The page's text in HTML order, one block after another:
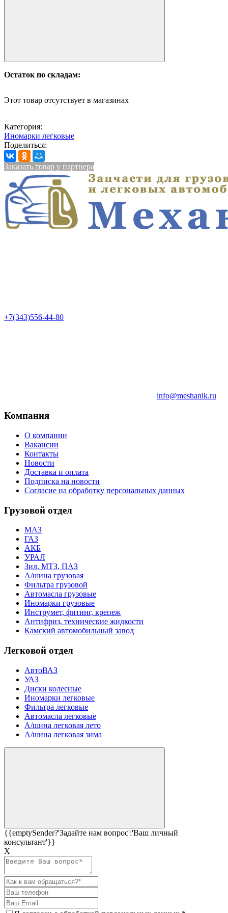
Остаток по складам:
Этот товар отсутствует в магазинах
Категория:
Иномарки легковые
Поделиться:
Заказать товар у партнера
+7(343)556-44-80
info@meshanik.ru
Компания
О компании
Вакансии
Контакты
Новости
Доставка и оплата
Подписка на новости
Согласие на обработку персональных данных
Грузовой отдел
МАЗ
ГАЗ
АКБ
УРАЛ
Зил, МТЗ, ПАЗ
А/шина грузовая
Фильтра грузовой
Автомасла грузовые
Иномарки грузовые
Инструмет, фитинг, крепеж
Антифриз, технические жидкости
Камский автомобильный завод
Легковой отдел
АвтоВАЗ
УАЗ
Диски колесные
Иномарки легковые
Фильтра легковые
Автомасла легковые
А/шина легковая лето
А/шина легковая зима
{{emptySender?'Задайте нам вопрос':'Ваш личный
консультант'}}
Х